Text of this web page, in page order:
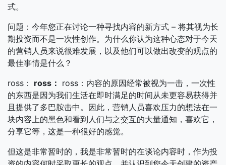
式。
问题：今年您正在讨论一种寻找内容的新方式 – 将其视为长
期投资而不是一次性创作。为什么你认为这种心态对于今天
的营销人员来说很难发展，以及他们可以做出改变的观点的
最佳事情是什么？
ross： ross： ross：内容的原因经常被视为一击，一次性
的东西是因为我们生活在即时满足的时间从未更容易获得并
且提供了多巴胺击中。因此，营销人员喜欢压力的想法在一
块内容上的黑色和看到人们与之交互的大量通知，喜欢它，
分享它等，这是一种很好的感觉。
但这是非常暂时的，我是非常暂时的在谈论内容时，作为投